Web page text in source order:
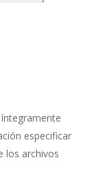
especificar
los archivos